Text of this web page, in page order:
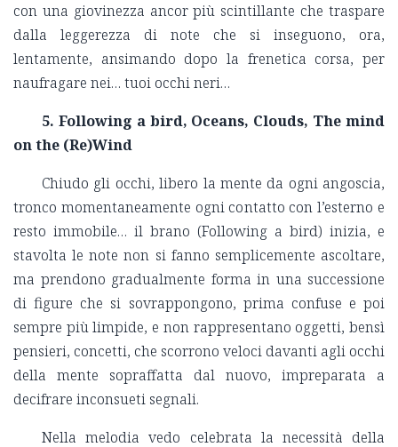
con una giovinezza ancor più scintillante che traspare
dalla leggerezza di note che si inseguono, ora,
lentamente, ansimando dopo la frenetica corsa, per
naufragare nei… tuoi occhi neri…
5. Following a bird, Oceans, Clouds, The mind
on the (Re)Wind
Chiudo gli occhi, libero la mente da ogni angoscia,
tronco momentaneamente ogni contatto con l’esterno e
resto immobile… il brano (Following a bird) inizia, e
stavolta le note non si fanno semplicemente ascoltare,
ma prendono gradualmente forma in una successione
di figure che si sovrappongono, prima confuse e poi
sempre più limpide, e non rappresentano oggetti, bensì
pensieri, concetti, che scorrono veloci davanti agli occhi
della mente sopraffatta dal nuovo, impreparata a
decifrare inconsueti segnali.
Nella melodia vedo celebrata la necessità della